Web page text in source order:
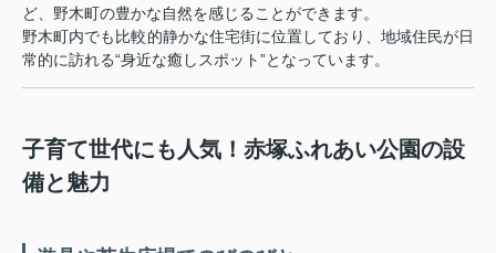
ど、野木町の豊かな自然を感じることができます。
野木町内でも比較的静かな住宅街に位置しており、地域住民が日
常的に訪れる“身近な癒しスポット”となっています。
子育て世代にも人気！赤塚ふれあい公園の設
備と魅力